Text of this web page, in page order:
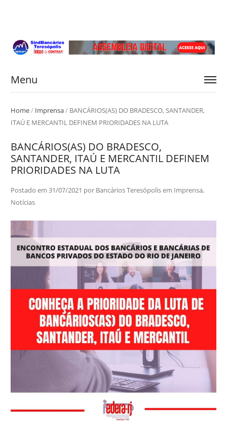
Menu
Home/ Imprensa/ BANCÁRIOS(AS) DO BRADESCO, SANTANDER,
ITAÚ E MERCANTIL DEFINEM PRIORIDADES NA LUTA
BANCÁRIOS(AS) DO BRADESCO,
SANTANDER, ITAÚ E MERCANTIL DEFINEM
PRIORIDADES NA LUTA
Postado em 31/07/2021 por Bancários Teresópolisem Imprensa,
Notícias